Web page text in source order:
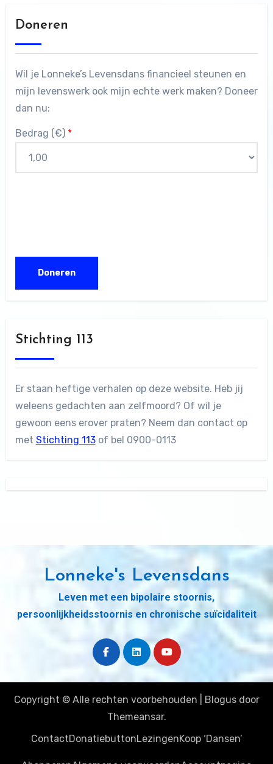
Doneren
Wil je Lonneke’s Levensdans financieel steunen en
mijn levenswerk ook mijn echte werk maken? Doneer
dan nu:
Bedrag (€) *
Stichting 113
Er staan heftige verhalen op deze website. Heb jij
weleens gedachten aan zelfmoord? Of wil je
gewoon eens erover praten? Neem dan contact op
met Stichting 113of bel 0900-0113
Lonneke's Levensdans
Leven met een bipolaire stoornis,
persoonlijkheidsstoornis en chronische suïcidaliteit
Copyright © Alle rechten voorbehouden Blogusdoor
Themeansar.
ContactDonatiebuttonLezingenKoop ‘Dansen’